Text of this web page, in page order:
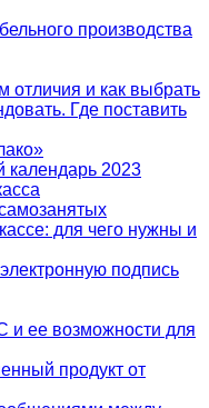
производства
и как выбрать
Где поставить
календарь 2023
для чего нужны и
подпись
и ее возможности для
продукт от